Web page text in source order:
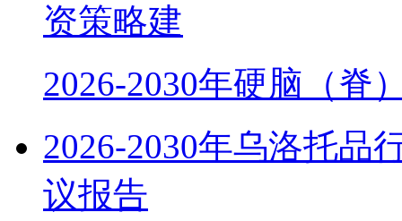
资策略建
2026-2030年硬脑（脊
2026-2030年乌洛托品
议报告